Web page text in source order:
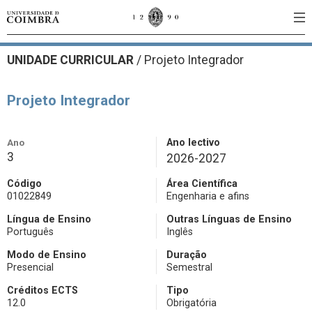
UNIDADE CURRICULAR / Projeto Integrador
Projeto Integrador
Ano
3
Ano lectivo
2026-2027
Código
01022849
Área Científica
Engenharia e afins
Língua de Ensino
Português
Outras Línguas de Ensino
Inglês
Modo de Ensino
Presencial
Duração
Semestral
Créditos ECTS
12.0
Tipo
Obrigatória